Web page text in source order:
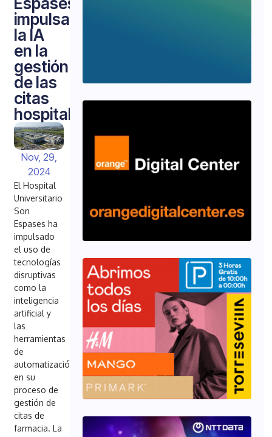
impulsa
la IA
en la
gestión
de las
citas
hospitalarias
Nov, 29,
2024
El Hospital
Universitario
Son
Espases ha
impulsado
el uso de
tecnologías
disruptivas
como la
inteligencia
artificial y
las
herramientas
de
automatización
en su
proceso de
gestión de
citas de
farmacia. La